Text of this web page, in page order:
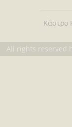
Κάστρο
All rights reserved